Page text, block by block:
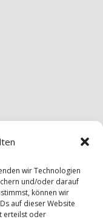
wir Technologien
und/oder darauf
können wir
auf dieser Website
erteilst oder